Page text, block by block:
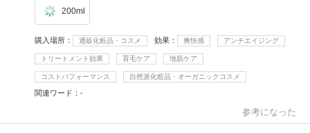
200ml
購入場所 通販化粧品・コスメ 効果 爽快感 アンチエイジング
トリートメント効果 育毛ケア 地肌ケア
コストパフォーマンス 自然派化粧品・オーガニックコスメ
関連ワード -
参考になった